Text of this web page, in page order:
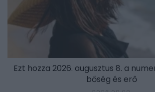
Ezt hozza 2026. augusztus 8. a
bőség és erő